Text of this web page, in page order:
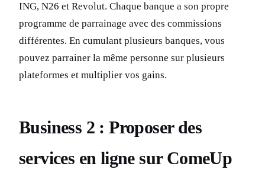
ING, N26 et Revolut. Chaque banque a son propre
programme de parrainage avec des commissions
différentes. En cumulant plusieurs banques, vous
pouvez parrainer la même personne sur plusieurs
plateformes et multiplier vos gains.
Business 2 : Proposer des
services en ligne sur ComeUp